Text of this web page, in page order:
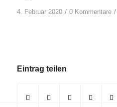
4. Februar 2020 / 0 Kommentare /
Eintrag teilen